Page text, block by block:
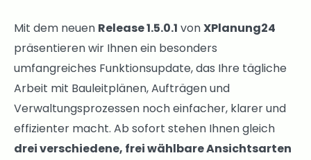
Mit dem neuen Release 1.5.0.1 vonXPlanung24
präsentieren wir Ihnen ein besonders
umfangreiches Funktionsupdate, das Ihre tägliche
Arbeit mit Bauleitplänen, Aufträgen und
Verwaltungsprozessen noch einfacher, klarer und
effizienter macht. Ab sofort stehen Ihnen gleich
drei verschiedene, frei wählbare Ansichtsarten